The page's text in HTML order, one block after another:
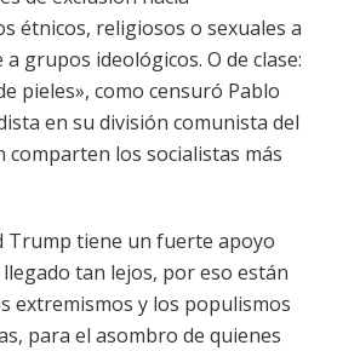
étnicos, religiosos o sexuales a
grupos ideológicos. O de clase:
pieles», como censuró Pablo
en su división comunista del
comparten los socialistas más
Trump tiene un fuerte apoyo
tan lejos, por eso están
extremismos y los populismos
para el asombro de quienes